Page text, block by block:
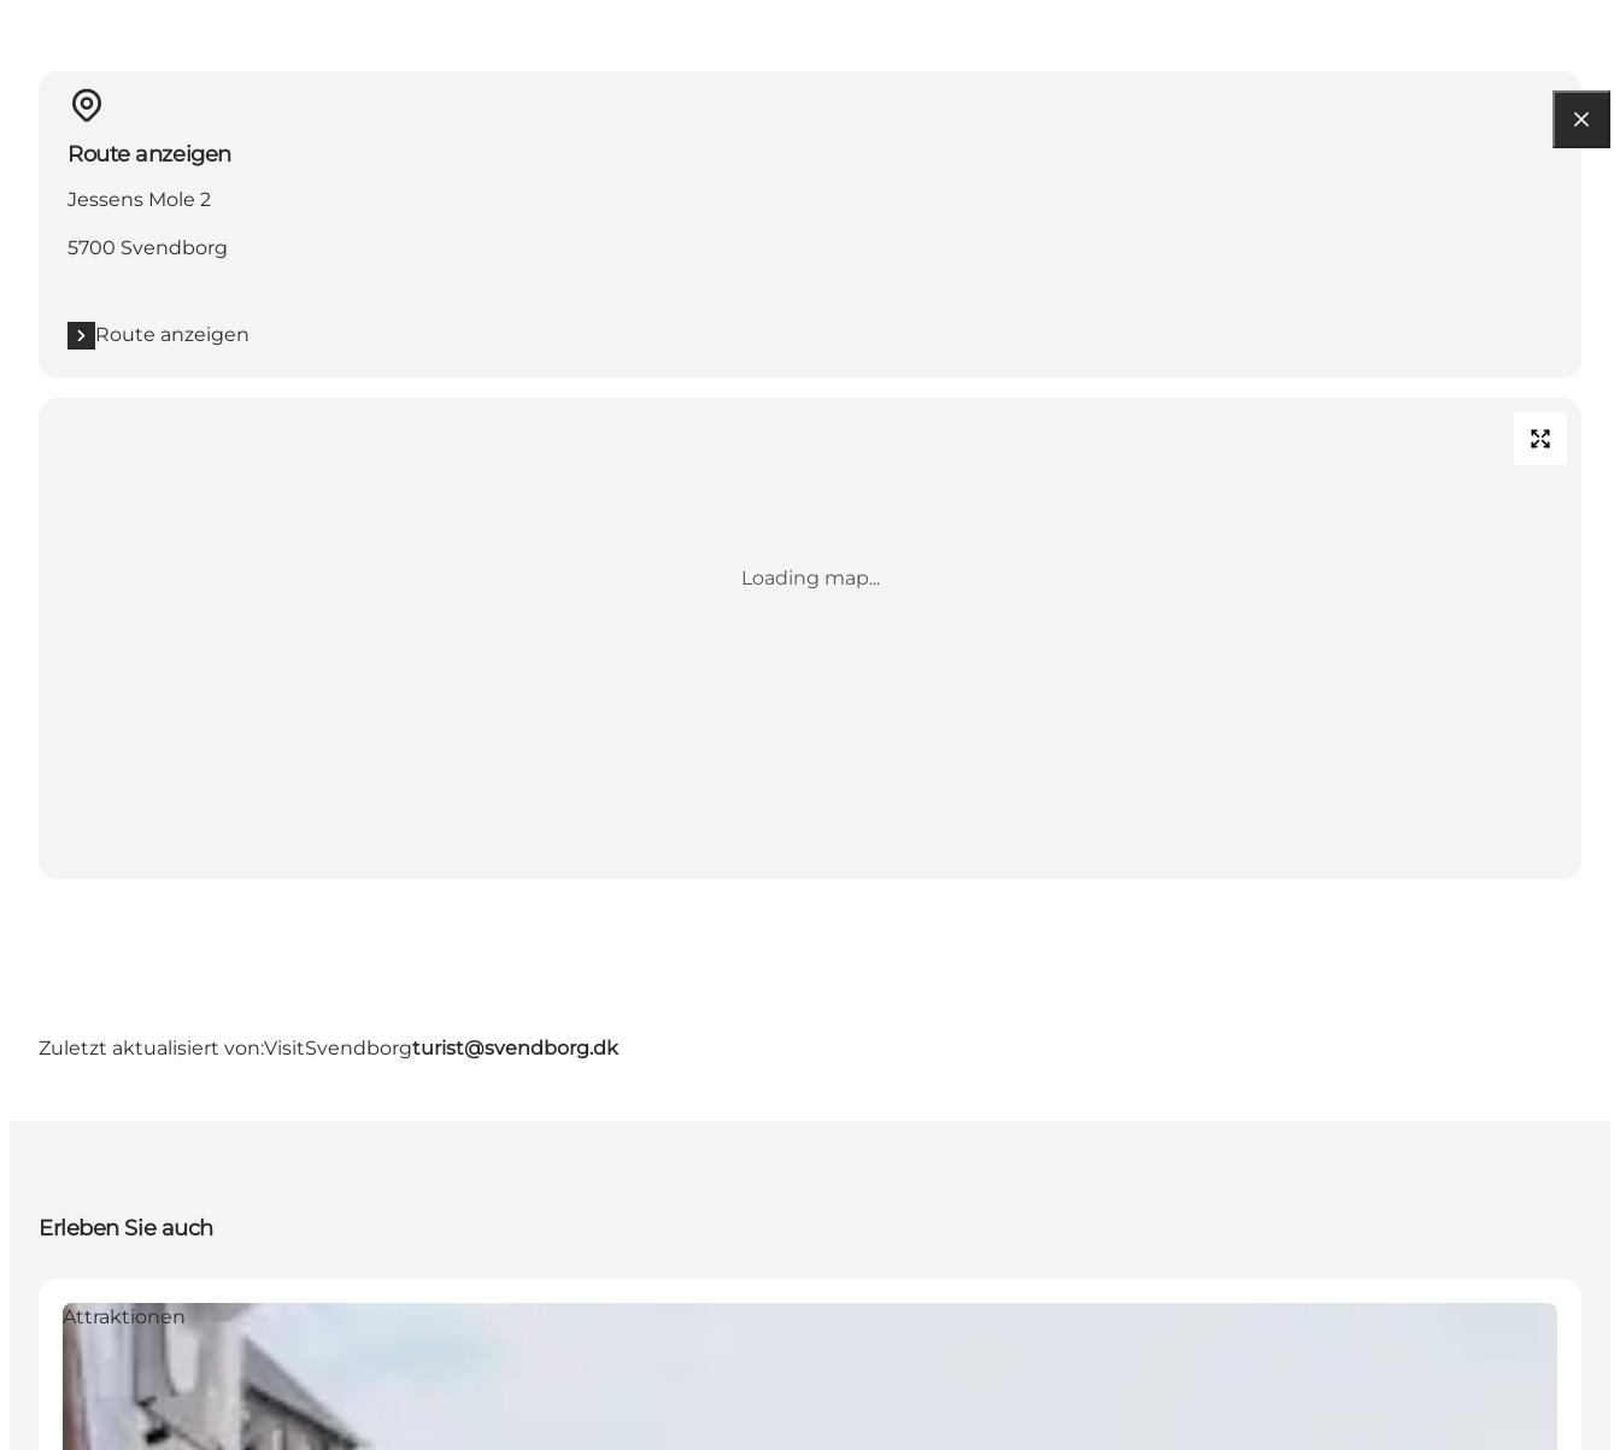
Route anzeigen
Jessens Mole 2
5700 Svendborg
Route anzeigen
Loading map...
Zuletzt aktualisiert von:VisitSvendborgturist@svendborg.dk
Erleben Sie auch
Attraktionen